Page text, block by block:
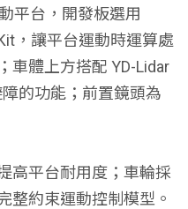
平台，開發板選用
，讓平台運動時運算處
車體上方搭配 YD-Lidar
的功能；前置鏡頭為
高平台耐用度；車輪採
整約束運動控制模型。